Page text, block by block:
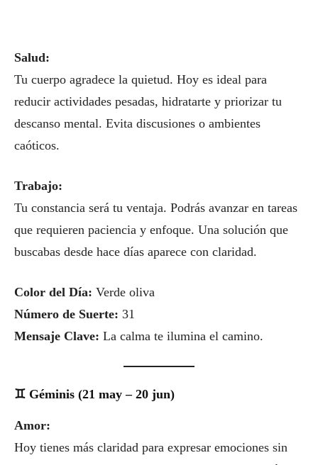
Salud:
Tu cuerpo agradece la quietud. Hoy es ideal para
reducir actividades pesadas, hidratarte y priorizar tu
descanso mental. Evita discusiones o ambientes
caóticos.
Trabajo:
Tu constancia será tu ventaja. Podrás avanzar en tareas
que requieren paciencia y enfoque. Una solución que
buscabas desde hace días aparece con claridad.
Color del Día: Verde oliva
Número de Suerte: 31
Mensaje Clave: La calma te ilumina el camino.
♊ Géminis (21 may – 20 jun)
Amor:
Hoy tienes más claridad para expresar emociones sin